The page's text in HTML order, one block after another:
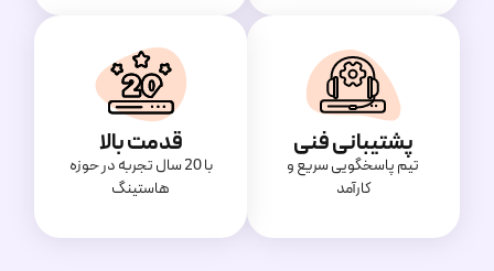
پشتیبانی فنی
تیم پاسخگویی سریع و
کارآمد
قدمت بالا
با 20 سال تجربه در حوزه
هاستینگ